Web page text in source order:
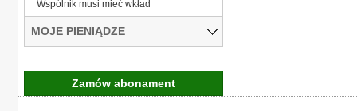
Wspólnik musi mieć wkład
MOJE PIENIĄDZE
Zamów abonament